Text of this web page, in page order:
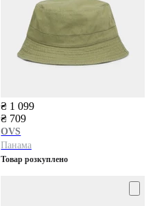
₴ 1 099
₴ 709
OVS
Панама
Товар розкуплено